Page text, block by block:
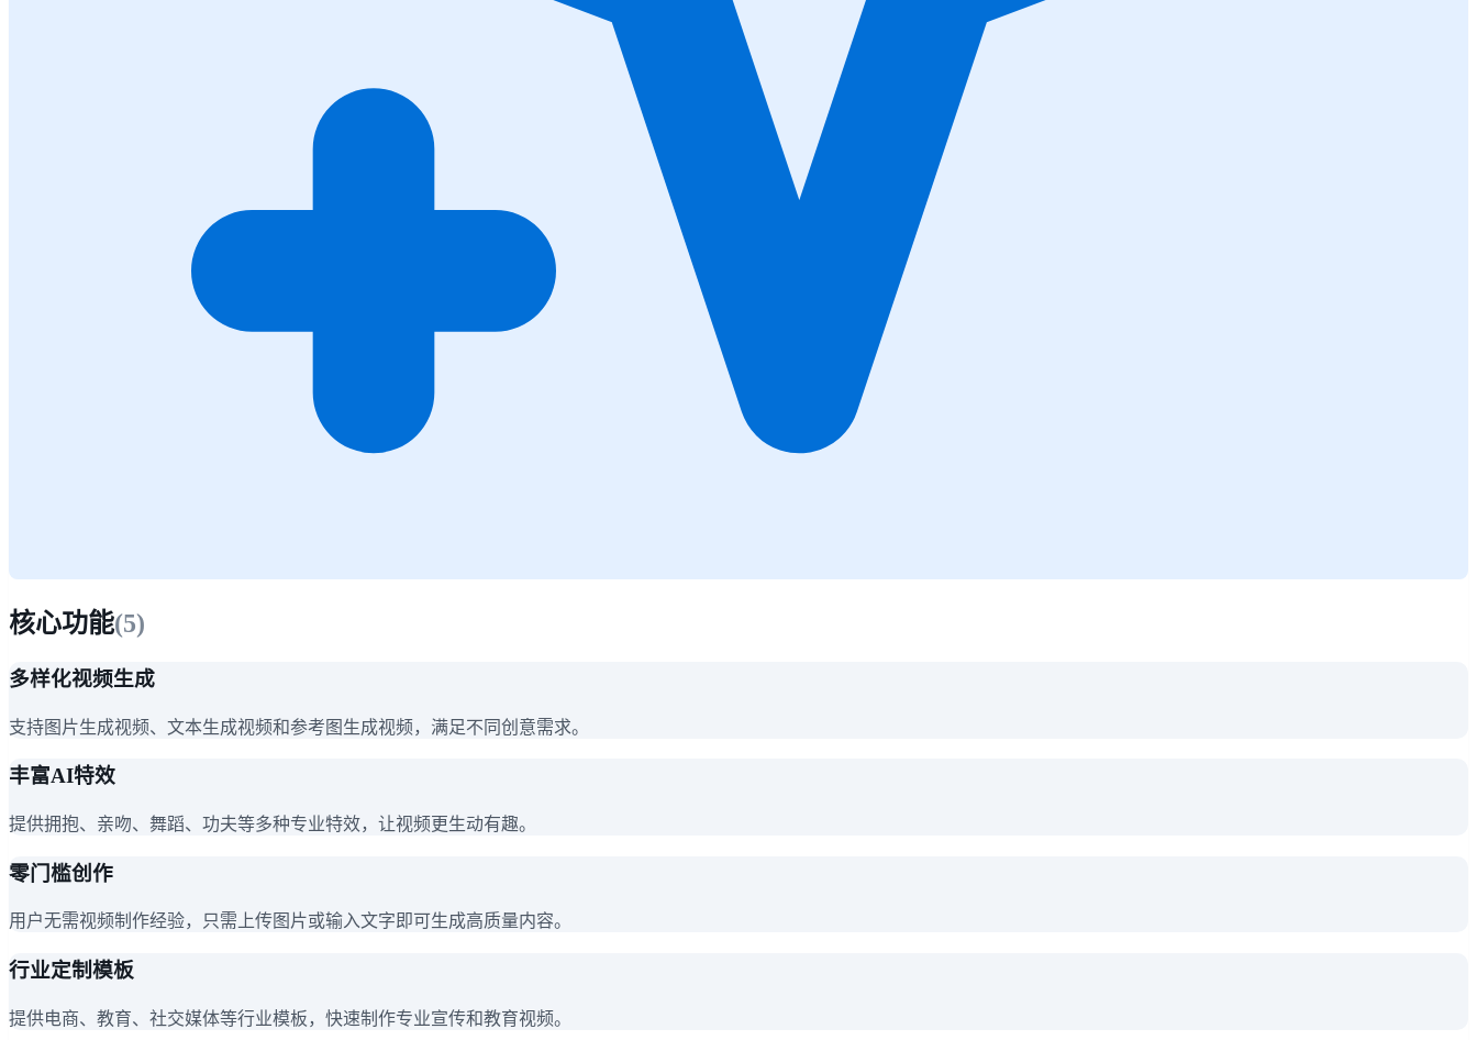
核心功能(5)
多样化视频生成
支持图片生成视频、文本生成视频和参考图生成视频，满足不同创意需求。
丰富AI特效
提供拥抱、亲吻、舞蹈、功夫等多种专业特效，让视频更生动有趣。
零门槛创作
用户无需视频制作经验，只需上传图片或输入文字即可生成高质量内容。
行业定制模板
提供电商、教育、社交媒体等行业模板，快速制作专业宣传和教育视频。